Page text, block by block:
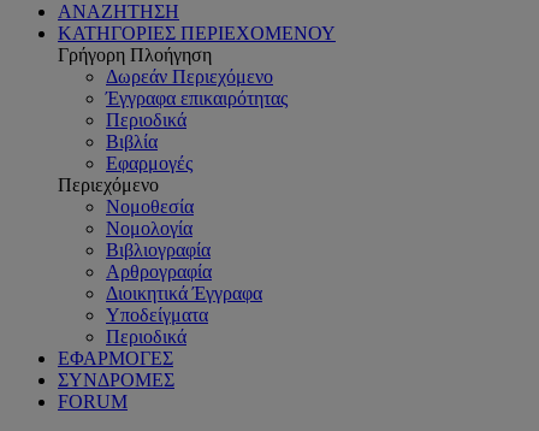
ΑΝΑΖΗΤΗΣΗ
ΚΑΤΗΓΟΡΙΕΣ ΠΕΡΙΕΧΟΜΕΝΟΥ
Γρήγορη Πλοήγηση
Δωρεάν Περιεχόμενο
Έγγραφα επικαιρότητας
Περιοδικά
Βιβλία
Εφαρμογές
Περιεχόμενο
Νομοθεσία
Νομολογία
Βιβλιογραφία
Αρθρογραφία
Διοικητικά Έγγραφα
Υποδείγματα
Περιοδικά
ΕΦΑΡΜΟΓΕΣ
ΣΥΝΔΡΟΜΕΣ
FORUM